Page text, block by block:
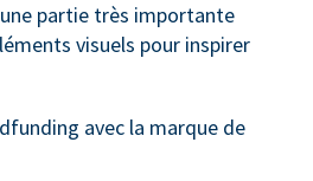
partie très importante
visuels pour inspirer
avec la marque de